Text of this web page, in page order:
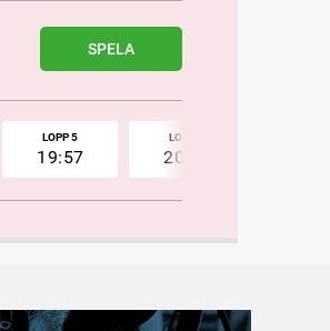
SPELA
20:36
LOPP 5
19:57
LOPP 6
20:19